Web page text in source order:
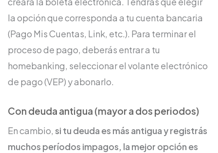
la opción que corresponda a tu cuenta bancaria
(Pago Mis Cuentas, Link, etc.). Para terminar el
proceso de pago, deberás entrar a tu
homebanking, seleccionar el volante electrónico
de pago (VEP) y abonarlo.
Con deuda antigua (mayor a dos periodos)
En cambio, si tu deuda es más antigua y registrás
muchos períodos impagos, la mejor opción es